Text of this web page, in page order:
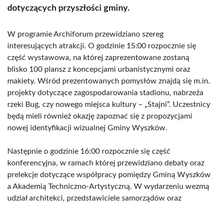
dotyczących przyszłości gminy.
W programie Archiforum przewidziano szereg
interesujących atrakcji. O godzinie 15:00 rozpocznie się
część wystawowa, na której zaprezentowane zostaną
blisko 100 plansz z koncepcjami urbanistycznymi oraz
makiety. Wśród prezentowanych pomysłów znajdą się m.in.
projekty dotyczące zagospodarowania stadionu, nabrzeża
rzeki Bug, czy nowego miejsca kultury – „Stajni”. Uczestnicy
będą mieli również okazję zapoznać się z propozycjami
nowej identyfikacji wizualnej Gminy Wyszków.
Następnie o godzinie 16:00 rozpocznie się część
konferencyjna, w ramach której przewidziano debaty oraz
prelekcje dotyczące współpracy pomiędzy Gminą Wyszków
a Akademią Techniczno-Artystyczną. W wydarzeniu wezmą
udział architekci, przedstawiciele samorządów oraz